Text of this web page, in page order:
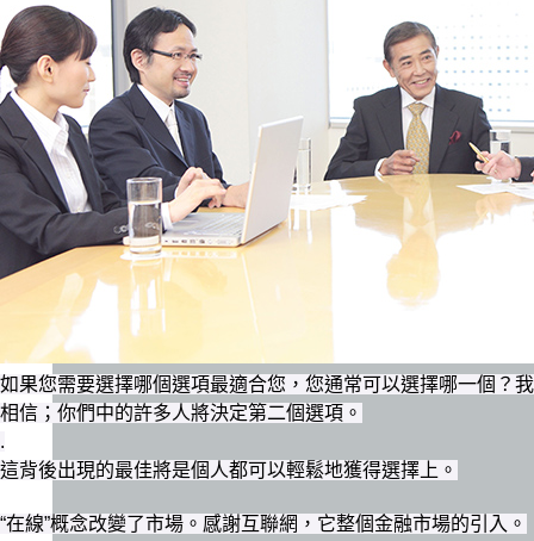
如果您需要選擇哪個選項最適合您，您通常可以選擇哪一個？我
相信；你們中的許多人將決定第二個選項。
.
這背後出現的最佳將是個人都可以輕鬆地獲得選擇上。
“在線”概念改變了市場。感謝互聯網，它整個金融市場的引入。